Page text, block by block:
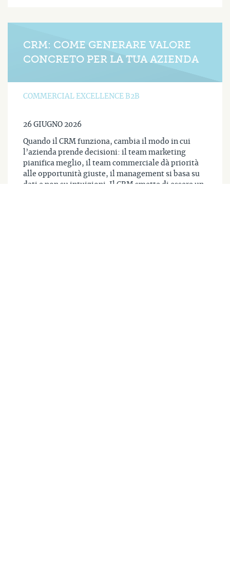
CRM: COME GENERARE VALORE
CONCRETO PER LA TUA AZIENDA
COMMERCIAL EXCELLENCE B2B
26 GIUGNO 2026
Quando il CRM funziona, cambia il modo in cui
l’azienda prende decisioni: il team marketing
pianifica meglio, il team commerciale dà priorità
alle opportunità giuste, il management si basa su
dati e non su intuizioni. Il CRM smette di essere un